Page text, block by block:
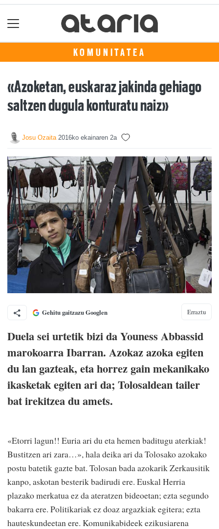
KOMUNITATEA
«Azoketan, euskaraz jakinda gehiago
saltzen dugula konturatu naiz»
Josu Ozaita 2016ko ekainaren 2a
Gehitu gaitzazu Googlen Erraztu
Duela sei urtetik bizi da Youness Abbassid
marokoarra Ibarran. Azokaz azoka egiten
du lan gazteak, eta horrez gain mekanikako
ikasketak egiten ari da; Tolosaldean tailer
bat irekitzea du amets.
«Etorri lagun!! Euria ari du eta hemen baditugu aterkiak!
Bustitzen ari zara…», hala deika ari da Tolosako azokako
postu batetik gazte bat. Tolosan bada azokarik Zerkausitik
kanpo, askotan besterik badirudi ere. Euskal Herria
plazako merkatua ez da ateratzen bideoetan; ezta segundo
bakarra ere. Politikariak ez doaz argazkiak egitera; ezta
hauteskundeetan ere. Komunikabideek ezikusiarena